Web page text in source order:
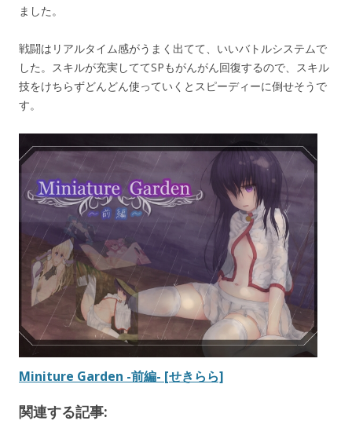
ました。
戦闘はリアルタイム感がうまく出てて、いいバトルシステムで
した。スキルが充実しててSPもがんがん回復するので、スキル
技をけちらずどんどん使っていくとスピーディーに倒せそうで
す。
Miniture Garden -前編- [せきらら]
関連する記事: